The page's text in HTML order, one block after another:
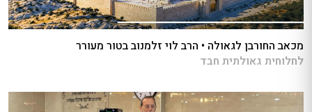
מכאב החורבן לגאולה • הרב לוי זלמנוב בטור מעורר
לחלוחית גאולתית חבד